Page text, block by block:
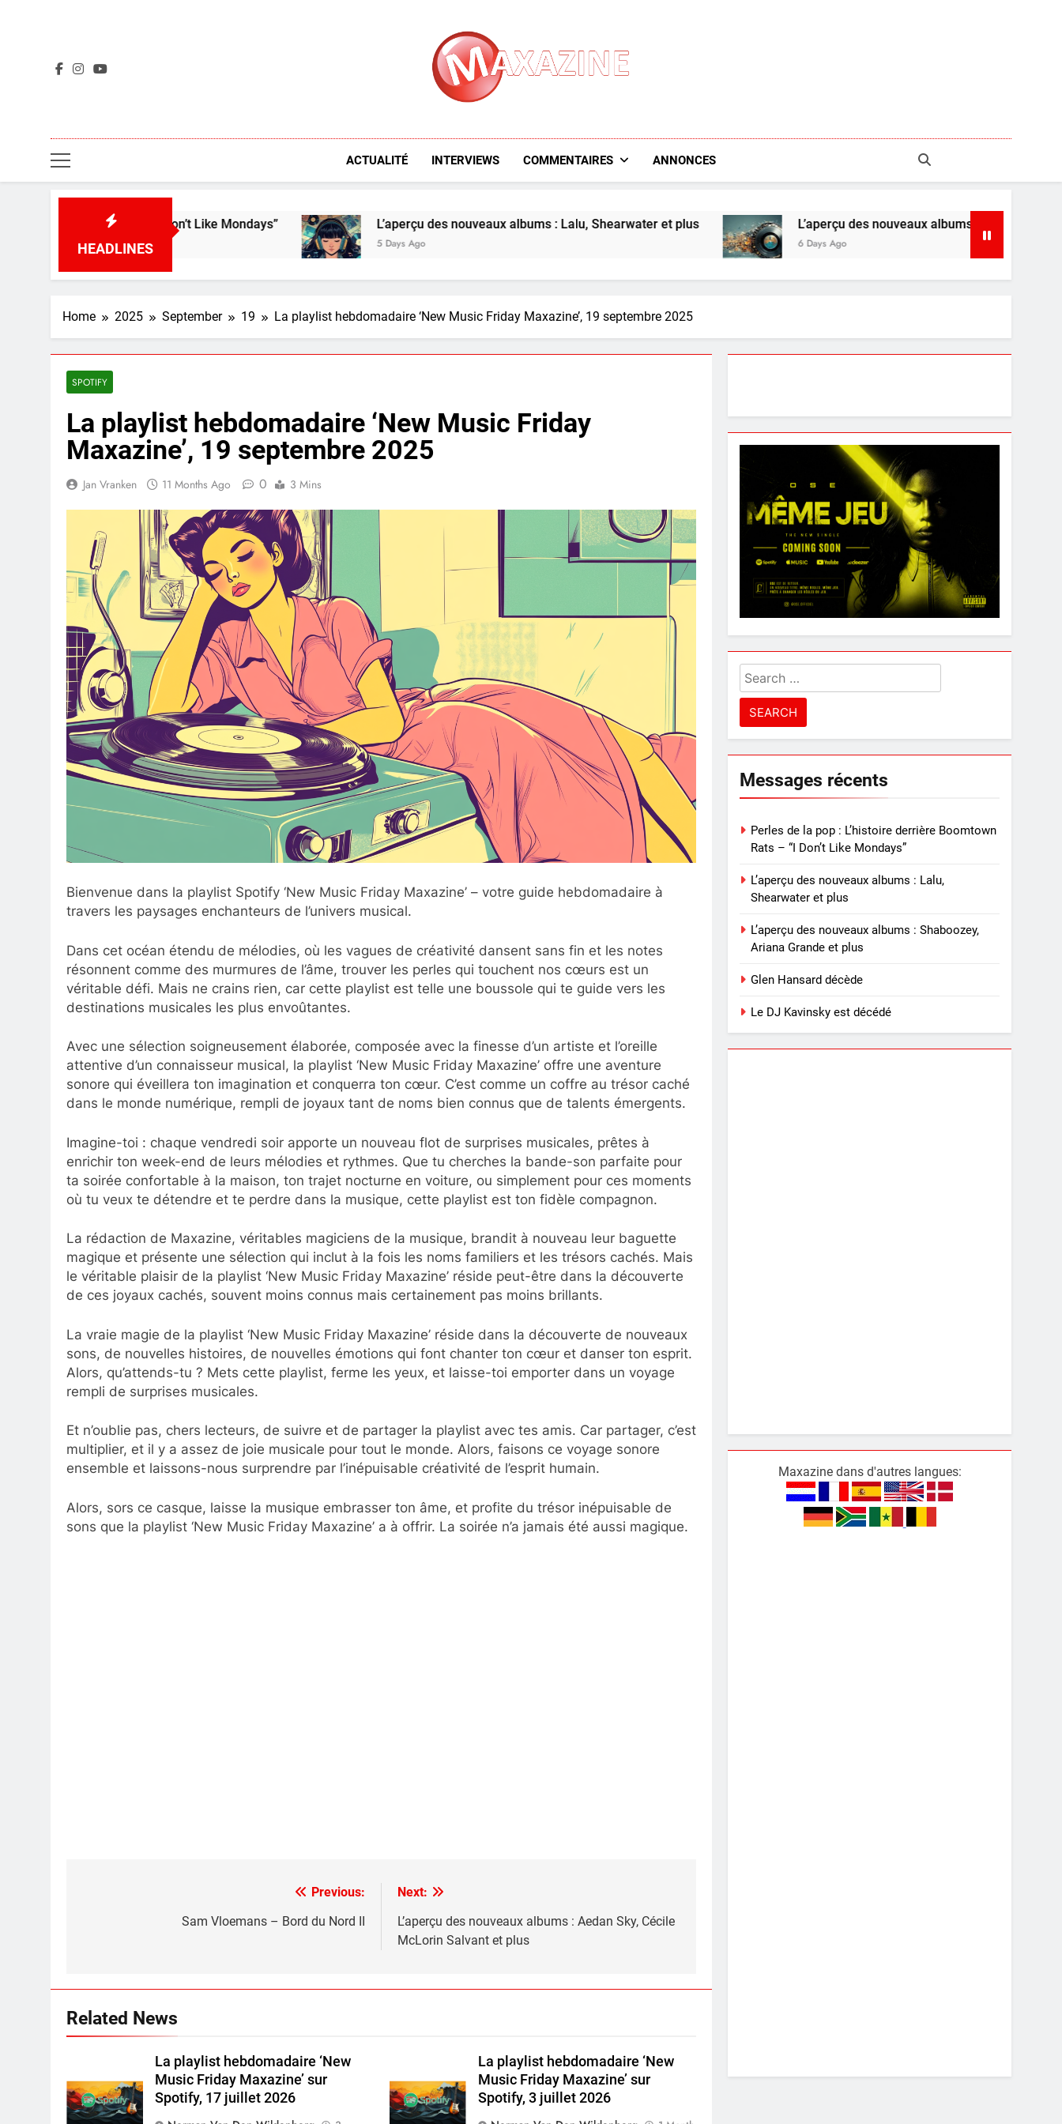
Maxazine.fr
ACTUALITÉ INTERVIEWS COMMENTAIRES ANNONCES
HEADLINES
Rats – “I Don’t Like Mondays” L’aperçu des nouveaux albums : Lalu, Shearwater et plus
5 Days Ago
L’aperçu des nouveaux albums : Shaboozey, Ariana
6 Days Ago
Home 2025 September 19 La playlist hebdomadaire ‘New Music Friday Maxazine’, 19 septembre 2025
SPOTIFY
La playlist hebdomadaire ‘New Music Friday
Maxazine’, 19 septembre 2025
Jan Vranken 11 Months Ago 0 3 Mins
Bienvenue dans la playlist Spotify ‘New Music Friday Maxazine’ – votre guide hebdomadaire à
travers les paysages enchanteurs de l’univers musical.
Dans cet océan étendu de mélodies, où les vagues de créativité dansent sans fin et les notes
résonnent comme des murmures de l’âme, trouver les perles qui touchent nos cœurs est un
véritable défi. Mais ne crains rien, car cette playlist est telle une boussole qui te guide vers les
destinations musicales les plus envoûtantes.
Avec une sélection soigneusement élaborée, composée avec la finesse d’un artiste et l’oreille
attentive d’un connaisseur musical, la playlist ‘New Music Friday Maxazine’ offre une aventure
sonore qui éveillera ton imagination et conquerra ton cœur. C’est comme un coffre au trésor caché
dans le monde numérique, rempli de joyaux tant de noms bien connus que de talents émergents.
Imagine-toi : chaque vendredi soir apporte un nouveau flot de surprises musicales, prêtes à
enrichir ton week-end de leurs mélodies et rythmes. Que tu cherches la bande-son parfaite pour
ta soirée confortable à la maison, ton trajet nocturne en voiture, ou simplement pour ces moments
où tu veux te détendre et te perdre dans la musique, cette playlist est ton fidèle compagnon.
La rédaction de Maxazine, véritables magiciens de la musique, brandit à nouveau leur baguette
magique et présente une sélection qui inclut à la fois les noms familiers et les trésors cachés. Mais
le véritable plaisir de la playlist ‘New Music Friday Maxazine’ réside peut-être dans la découverte
de ces joyaux cachés, souvent moins connus mais certainement pas moins brillants.
La vraie magie de la playlist ‘New Music Friday Maxazine’ réside dans la découverte de nouveaux
sons, de nouvelles histoires, de nouvelles émotions qui font chanter ton cœur et danser ton esprit.
Alors, qu’attends-tu ? Mets cette playlist, ferme les yeux, et laisse-toi emporter dans un voyage
rempli de surprises musicales.
Et n’oublie pas, chers lecteurs, de suivre et de partager la playlist avec tes amis. Car partager, c’est
multiplier, et il y a assez de joie musicale pour tout le monde. Alors, faisons ce voyage sonore
ensemble et laissons-nous surprendre par l’inépuisable créativité de l’esprit humain.
Alors, sors ce casque, laisse la musique embrasser ton âme, et profite du trésor inépuisable de
sons que la playlist ‘New Music Friday Maxazine’ a à offrir. La soirée n’a jamais été aussi magique.
Previous:
Sam Vloemans – Bord du Nord II
Next:
L’aperçu des nouveaux albums : Aedan Sky, Cécile
McLorin Salvant et plus
Related News
La playlist hebdomadaire ‘New
Music Friday Maxazine’ sur
Spotify, 17 juillet 2026
La playlist hebdomadaire ‘New
Music Friday Maxazine’ sur
Spotify, 3 juillet 2026
Search
for:
Messages récents
Perles de la pop : L’histoire derrière Boomtown
Rats – “I Don’t Like Mondays”
L’aperçu des nouveaux albums : Lalu,
Shearwater et plus
L’aperçu des nouveaux albums : Shaboozey,
Ariana Grande et plus
Glen Hansard décède
Le DJ Kavinsky est décédé
Maxazine dans d'autres langues: